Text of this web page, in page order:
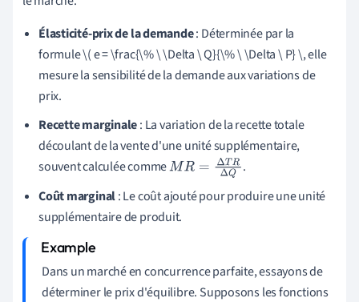
Élasticité-prix de la demande: Déterminée par la
formule \( e = \frac{\% \ \Delta \ Q}{\% \ \Delta \ P} \, elle
mesure la sensibilité de la demande aux variations de
prix.
Recette marginale: La variation de la recette totale
découlant de la vente d'une unité supplémentaire,
souvent calculée commeMR=Δ TR ΔQ
.
Coût marginal: Le coût ajouté pour produire une unité
supplémentaire de produit.
Dans un marché en concurrence parfaite, essayons de
déterminer le prix d'équilibre. Supposons les fonctions